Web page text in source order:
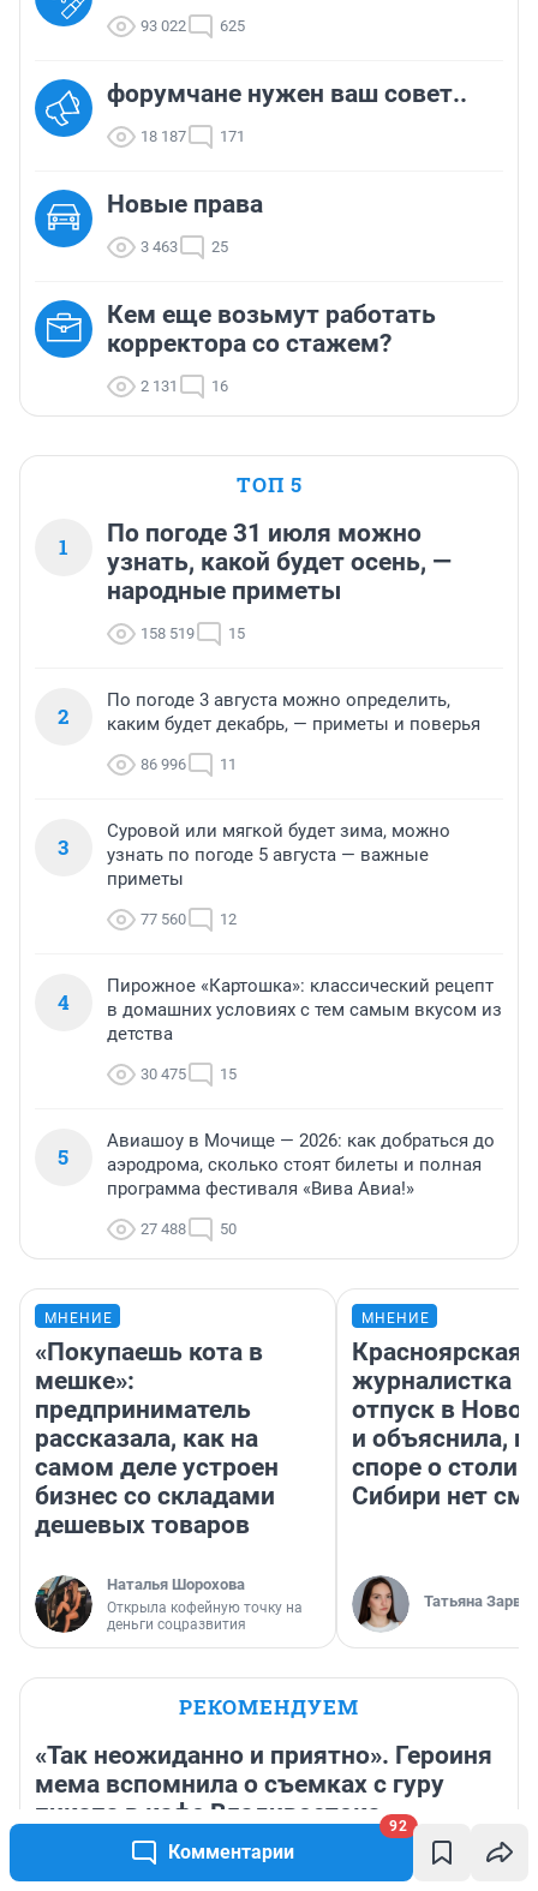
Комментарии
92
93 022 625
форумчане нужен ваш совет..
18 187 171
Новые права
3 463 25
Кем еще возьмут работать
корректора со стажем?
2 131 16
ТОП 5
1
По погоде 31 июля можно
узнать, какой будет осень, —
народные приметы
158 519 15
2
По погоде 3 августа можно определить,
каким будет декабрь, — приметы и поверья
86 996 11
3
Суровой или мягкой будет зима, можно
узнать по погоде 5 августа — важные
приметы
77 560 12
4
Пирожное «Картошка»: классический рецепт
в домашних условиях с тем самым вкусом из
детства
30 475 15
5
Авиашоу в Мочище — 2026: как добраться до
аэродрома, сколько стоят билеты и полная
программа фестиваля «Вива Авиа!»
27 488 50
МНЕНИЕ
«Покупаешь кота в
мешке»:
предприниматель
рассказала, как на
самом деле устроен
бизнес со складами
дешевых товаров
Наталья Шорохова
Открыла кофейную точку на
деньги соцразвития
МНЕНИЕ
Красноярская
журналистка
отпуск в
и объяснила,
споре о
Сибири нет
Татьяна Зарва
РЕКОМЕНДУЕМ
«Так неожиданно и приятно». Героиня
мема вспомнила о съемках с гуру
пикапа в кафе Владивостока
9 783 Обсудить
Участницу шоу «Мама в 16» из Волгограда обвинили